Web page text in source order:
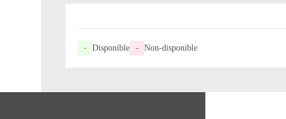
- Disponible - Non-disponible